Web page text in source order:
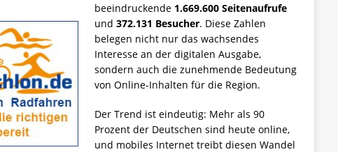
beeindruckende 1.669.600 Seitenaufrufe
und 372.131 Besucher. Diese Zahlen
belegen nicht nur das wachsendes
Interesse an der digitalen Ausgabe,
sondern auch die zunehmende Bedeutung
von Online-Inhalten für die Region.
Der Trend ist eindeutig: Mehr als 90
Prozent der Deutschen sind heute online,
und mobiles Internet treibt diesen Wandel